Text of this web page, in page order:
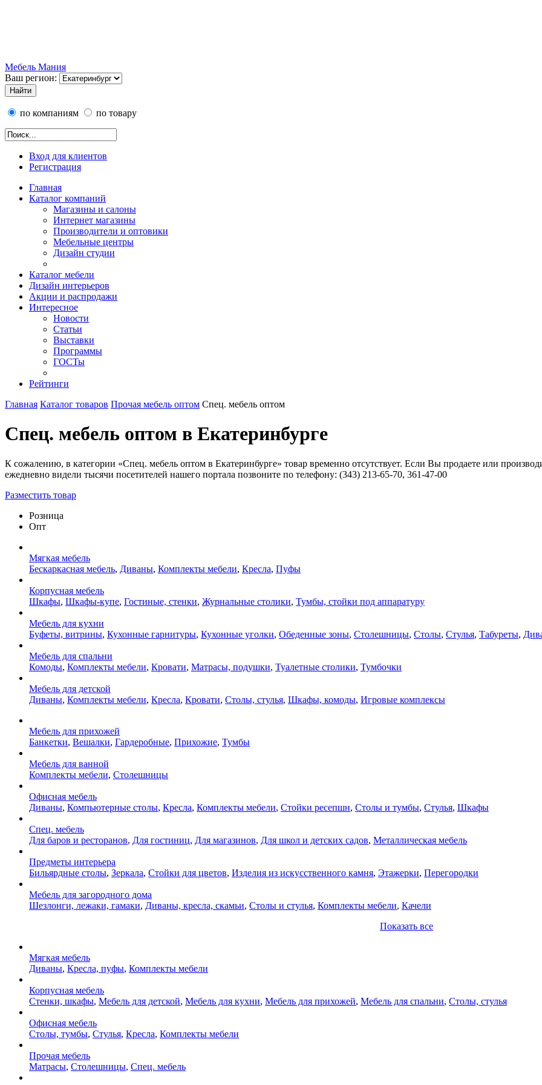
Мебель Мания
Ваш регион:
по компаниям по товару
Вход для клиентов
Регистрация
Главная
Каталог компаний
Магазины и салоны
Интернет магазины
Производители и оптовики
Мебельные центры
Дизайн студии
Каталог мебели
Дизайн интерьеров
Акции и распродажи
Интересное
Новости
Статьи
Выставки
Программы
ГОСТы
Рейтинги
Главная Каталог товаров Прочая мебель оптом Спец. мебель оптом
Спец. мебель оптом в Екатеринбурге
К сожалению, в категории «Спец. мебель оптом в Екатеринбурге» товар временно отсутствует. Если Вы продаете или
ежедневно видели тысячи посетителей нашего портала позвоните по телефону: (343) 213-65-70, 361-47-00
Разместить товар
Розница
Опт
Мягкая мебель
Бескаркасная мебель, Диваны, Комплекты мебели, Кресла, Пуфы
Корпусная мебель
Шкафы, Шкафы-купе, Гостиные, стенки, Журнальные столики, Тумбы, стойки под аппаратуру
Мебель для кухни
Буфеты, витрины, Кухонные гарнитуры, Кухонные уголки, Обеденные зоны, Столешницы, Столы, Стулья, Табуреты,
Мебель для спальни
Комоды, Комплекты мебели, Кровати, Матрасы, подушки, Туалетные столики, Тумбочки
Мебель для детской
Диваны, Комплекты мебели, Кресла, Кровати, Столы, стулья, Шкафы, комоды, Игровые комплексы
Мебель для прихожей
Банкетки, Вешалки, Гардеробные, Прихожие, Тумбы
Мебель для ванной
Комплекты мебели, Столешницы
Офисная мебель
Диваны, Компьютерные столы, Кресла, Комплекты мебели, Стойки ресепшн, Столы и тумбы, Стулья, Шкафы
Спец. мебель
Для баров и ресторанов, Для гостиниц, Для магазинов, Для школ и детских садов, Металлическая мебель
Предметы интерьера
Бильярдные столы, Зеркала, Стойки для цветов, Изделия из искусственного камня, Этажерки, Перегородки
Мебель для загородного дома
Шезлонги, лежаки, гамаки, Диваны, кресла, скамьи, Столы и стулья, Комплекты мебели, Качели
Показать все
Мягкая мебель
Диваны, Кресла, пуфы, Комплекты мебели
Корпусная мебель
Стенки, шкафы, Мебель для детской, Мебель для кухни, Мебель для прихожей, Мебель для спальни, Столы, стулья
Офисная мебель
Столы, тумбы, Стулья, Кресла, Комплекты мебели
Прочая мебель
Матрасы, Столешницы, Спец. мебель